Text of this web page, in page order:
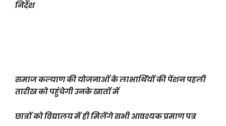
निर्देश
समाज कल्याण की योजनाओं के लाभार्थियों की पेंशन पहली
तारीख को पहुंचेगी उनके खातों में
छात्रों को विद्यालय में ही मिलेंगे सभी आवश्यक प्रमाण पत्र